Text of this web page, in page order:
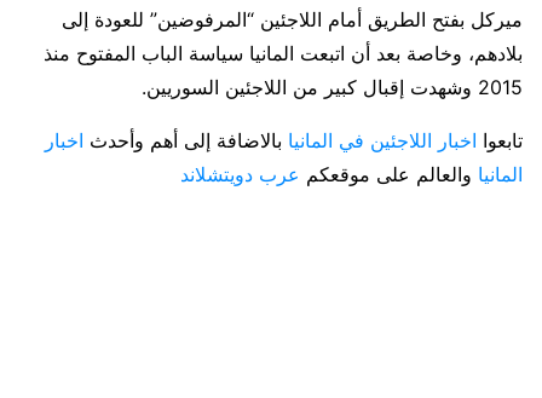
ميركل بفتح الطريق أمام اللاجئين “المرفوضين” للعودة إلى
بلادهم، وخاصة بعد أن اتبعت المانيا سياسة الباب المفتوح منذ
2015 وشهدت إقبال كبير من اللاجئين السوريين.
تابعوا اخبار اللاجئين في المانيا بالاضافة إلى أهم وأحدث اخبار
المانيا والعالم على موقعكم عرب دويتشلاند